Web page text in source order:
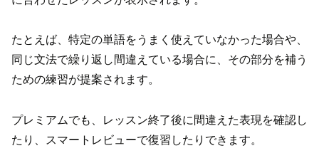
たとえば、特定の単語をうまく使えていなかった場合や、
同じ文法で繰り返し間違えている場合に、その部分を補う
ための練習が提案されます。
プレミアムでも、レッスン終了後に間違えた表現を確認し
たり、スマートレビューで復習したりできます。